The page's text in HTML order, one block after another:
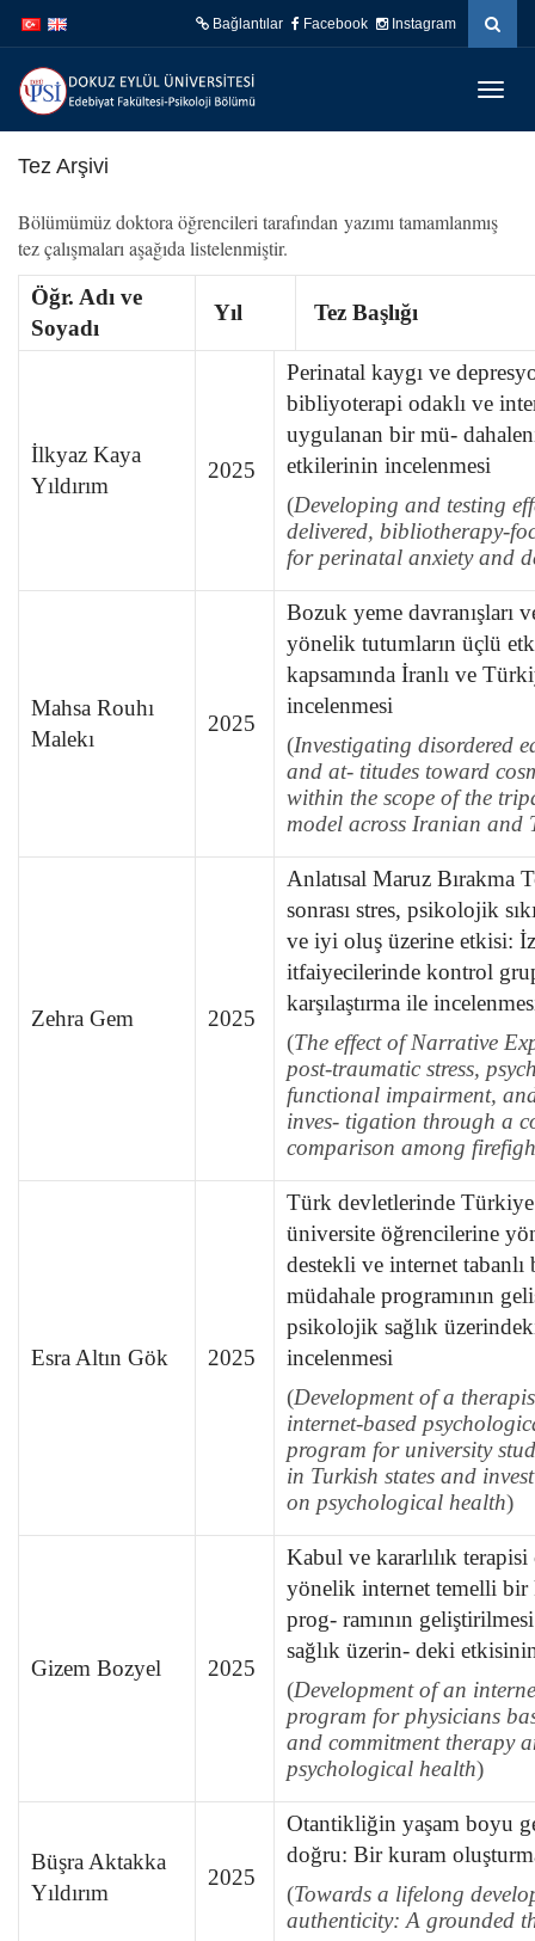
atla
atla
Bağlantılar Facebook Instagram
Tez Arşivi
Bölümümüz doktora öğrencileri tarafından yazımı tamamlanmış
tez çalışmaları aşağıda listelenmiştir.
Öğr. Adı ve
Soyadı
Yıl Tez Başlığı
İlkyaz Kaya
Yıldırım
2025
Perinatal kaygı ve
bibliyoterapi odaklı ve
uygulanan bir mü-
etkilerinin incelenmesi
(Developing and testing
delivered, bibliotherapy-
for perinatal anxiety and
Mahsa Rouhı
Malekı
2025
Bozuk yeme davranışları
yönelik tutumların üçlü
kapsamında İranlı ve
incelenmesi
(Investigating disordered
and at- titudes toward
within the scope of the
model across Iranian and
Zehra Gem 2025
Anlatısal Maruz Bırakma
sonrası stres, psikolojik
ve iyi oluş üzerine etkisi:
itfaiyecilerinde kontrol
karşılaştırma ile
(The effect of Narrative
post-traumatic stress,
functional impairment,
inves- tigation through a
comparison among
Esra Altın Gök 2025
Türk devletlerinde
üniversite öğrencilerine
destekli ve internet
müdahale programının
psikolojik sağlık
incelenmesi
(Development of a
internet-based
program for university
in Turkish states and
on psychological health)
Gizem Bozyel 2025
Kabul ve kararlılık
yönelik internet temelli bir
prog- ramının
sağlık üzerin- deki
(Development of an
program for physicians
and commitment therapy
psychological health)
Büşra Aktakka
Yıldırım
2025
Otantikliğin yaşam boyu
doğru: Bir kuram
(Towards a lifelong
authenticity: A grounded